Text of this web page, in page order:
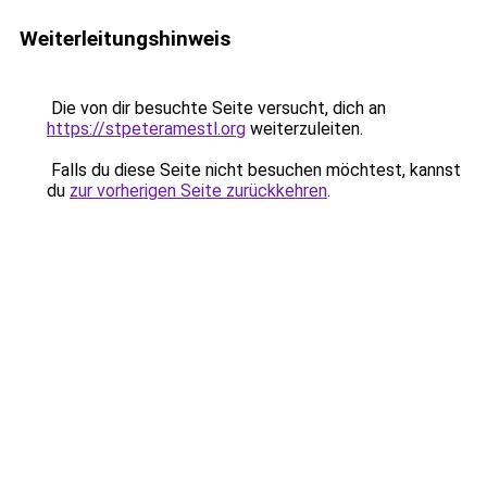
Weiterleitungshinweis
Die von dir besuchte Seite versucht, dich an
https://stpeteramestl.org weiterzuleiten.
Falls du diese Seite nicht besuchen möchtest, kannst
du zur vorherigen Seite zurückkehren.